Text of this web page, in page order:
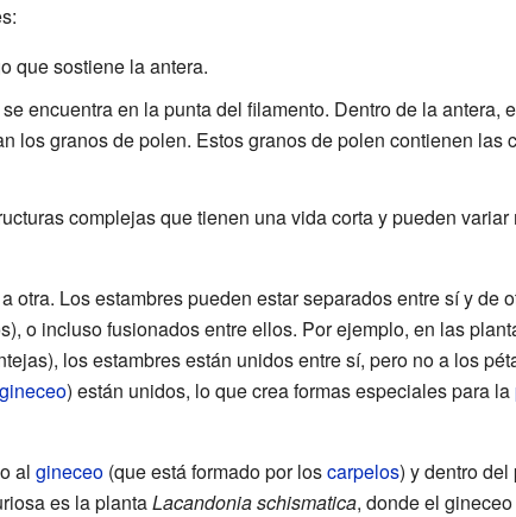
que sostiene la antera.
encuentra en la punta del filamento. Dentro de la antera,
los granos de polen. Estos granos de polen contienen las
complejas que tienen una vida corta y pueden variar
otra. Los estambres pueden estar separados entre sí y de
o incluso fusionados entre ellos. Por ejemplo, en las
los estambres están unidos entre sí, pero no a los
gineceo) están unidos, lo que crea formas especiales para la
al gineceo(que está formado por loscarpelos) y dentro del
es la plantaLacandonia schismatica, donde el